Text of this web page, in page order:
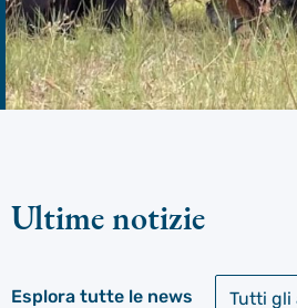
Ultime notizie
Esplora tutte le news